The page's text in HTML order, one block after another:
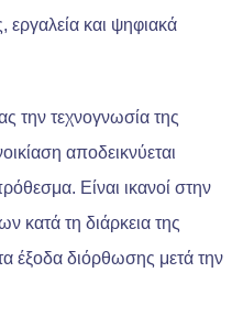
εργαλεία και ψηφιακά
την τεχνογνωσία της
αποδεικνύεται
Είναι ικανοί στην
κατά τη διάρκεια της
έξοδα διόρθωσης μετά την